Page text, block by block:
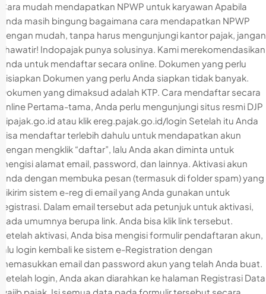
Cara mudah mendapatkan NPWP untuk karyawan Apabila
Anda masih bingung bagaimana cara mendapatkan NPWP
dengan mudah, tanpa harus mengunjungi kantor pajak, jangan
khawatir! Indopajak punya solusinya. Kami merekomendasikan
Anda untuk mendaftar secara online. Dokumen yang perlu
disiapkan Dokumen yang perlu Anda siapkan tidak banyak.
Dokumen yang dimaksud adalah KTP. Cara mendaftar secara
online Pertama-tama, Anda perlu mengunjungi situs resmi DJP
dipajak.go.id atau klik ereg.pajak.go.id/login Setelah itu Anda
bisa mendaftar terlebih dahulu untuk mendapatkan akun
dengan mengklik “daftar”, lalu Anda akan diminta untuk
mengisi alamat email, password, dan lainnya. Aktivasi akun
Anda dengan membuka pesan (termasuk di folder spam) yang
dikirim sistem e-reg di email yang Anda gunakan untuk
registrasi. Dalam email tersebut ada petunjuk untuk aktivasi,
pada umumnya berupa link. Anda bisa klik link tersebut.
Setelah aktivasi, Anda bisa mengisi formulir pendaftaran akun,
lalu login kembali ke sistem e-Registration dengan
memasukkan email dan password akun yang telah Anda buat.
Setelah login, Anda akan diarahkan ke halaman Registrasi Data